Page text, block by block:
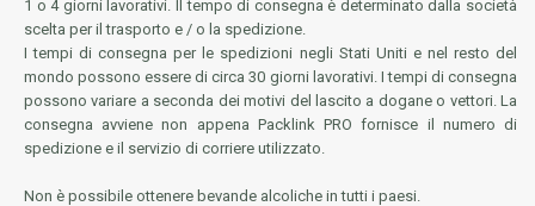
1 o 4 giorni lavorativi. Il tempo di consegna è determinato dalla società
scelta per il trasporto e / o la spedizione.
I tempi di consegna per le spedizioni negli Stati Uniti e nel resto del
mondo possono essere di circa 30 giorni lavorativi. I tempi di consegna
possono variare a seconda dei motivi del lascito a dogane o vettori. La
consegna avviene non appena Packlink PRO fornisce il numero di
spedizione e il servizio di corriere utilizzato.
Non è possibile ottenere bevande alcoliche in tutti i paesi.